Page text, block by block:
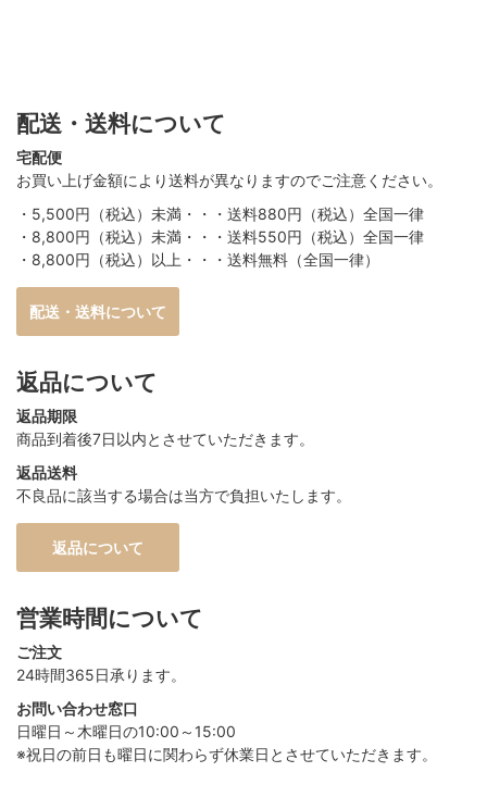
配送・送料について
宅配便
お買い上げ金額により送料が異なりますのでご注意ください。
・5,500円（税込）未満・・・送料880円（税込）全国一律
・8,800円（税込）未満・・・送料550円（税込）全国一律
・8,800円（税込）以上・・・送料無料（全国一律）
配送・送料について
返品について
返品期限
商品到着後7日以内とさせていただきます。
返品送料
不良品に該当する場合は当方で負担いたします。
返品について
営業時間について
ご注文
24時間365日承ります。
お問い合わせ窓口
日曜日～木曜日の10:00～15:00
※祝日の前日も曜日に関わらず休業日とさせていただきます。